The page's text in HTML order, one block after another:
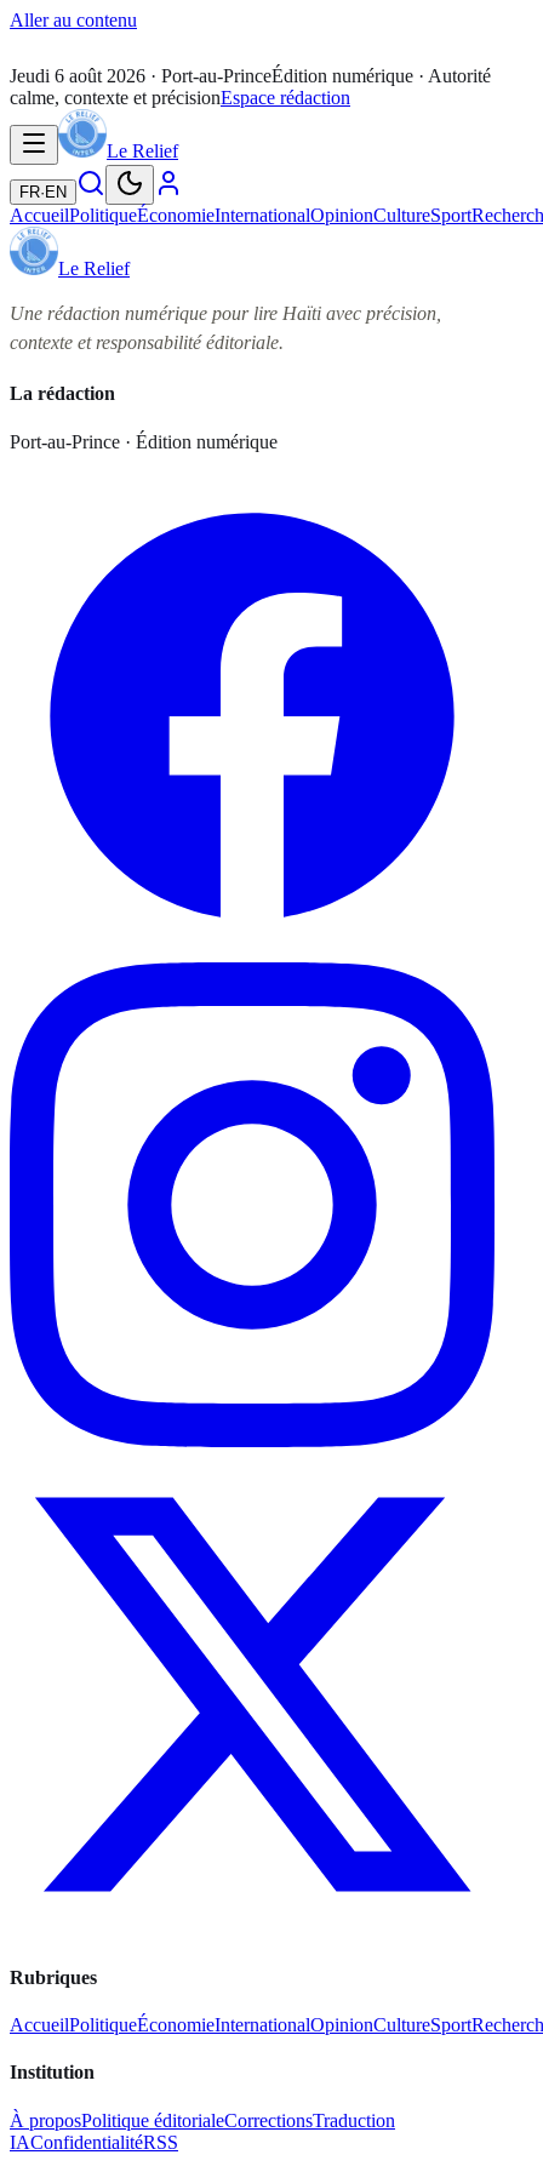
Aller au contenu
Jeudi 6 août 2026 · Port-au-PrinceÉdition numérique · Autorité
calme, contexte et précisionEspace rédaction
Le Relief
FR· EN
AccueilPolitiqueÉconomieInternationalOpinionCultureSport
Le Relief
Une rédaction numérique pour lire Haïti avec précision,
contexte et responsabilité éditoriale.
La rédaction
Port-au-Prince · Édition numérique
Rubriques
AccueilPolitiqueÉconomieInternationalOpinionCultureSport
Institution
À proposPolitique éditorialeCorrectionsTraduction
IAConfidentialitéRSS